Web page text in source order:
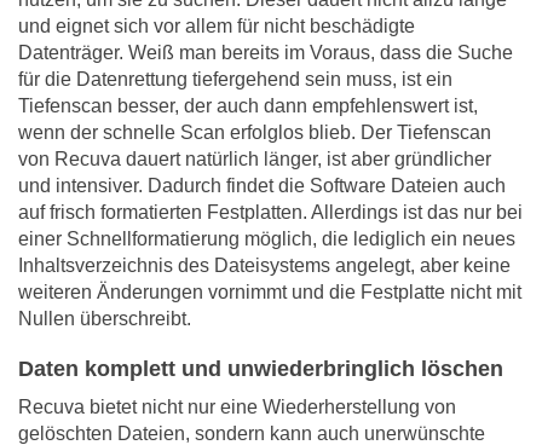
und eignet sich vor allem für nicht beschädigte
Datenträger. Weiß man bereits im Voraus, dass die Suche
für die Datenrettung tiefergehend sein muss, ist ein
Tiefenscan besser, der auch dann empfehlenswert ist,
wenn der schnelle Scan erfolglos blieb. Der Tiefenscan
von Recuva dauert natürlich länger, ist aber gründlicher
und intensiver. Dadurch findet die Software Dateien auch
auf frisch formatierten Festplatten. Allerdings ist das nur bei
einer Schnellformatierung möglich, die lediglich ein neues
Inhaltsverzeichnis des Dateisystems angelegt, aber keine
weiteren Änderungen vornimmt und die Festplatte nicht mit
Nullen überschreibt.
Daten komplett und unwiederbringlich löschen
Recuva bietet nicht nur eine Wiederherstellung von
gelöschten Dateien, sondern kann auch unerwünschte